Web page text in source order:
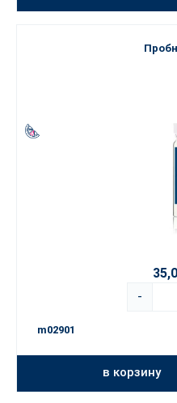
-
m02901
в корзину